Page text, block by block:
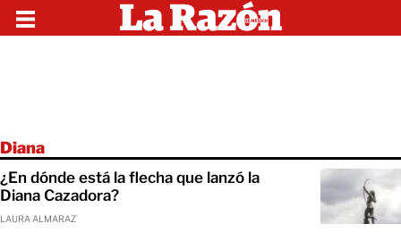
Diana
¿En dónde está la flecha que lanzó la
Diana Cazadora?
LAURA ALMARAZ